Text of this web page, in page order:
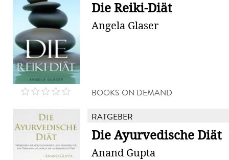
Die Reiki-Diät
Angela Glaser
BOOKS ON DEMAND
RATGEBER
Die Ayurvedische Diät
Anand Gupta